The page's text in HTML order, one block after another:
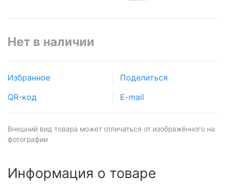
Нет в наличии
Избранное
Поделиться
QR-код
E-mail
Внешний вид товара может отличаться от изображённого на
фотографии
Информация о товаре